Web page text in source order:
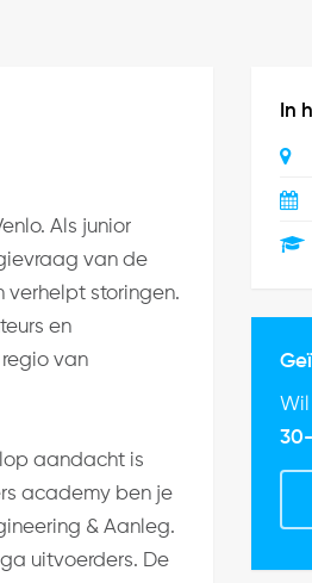
Als junior
van de
verhelpt storingen.
en
van
aandacht is
academy ben je
& Aanleg.
uitvoerders. De
In